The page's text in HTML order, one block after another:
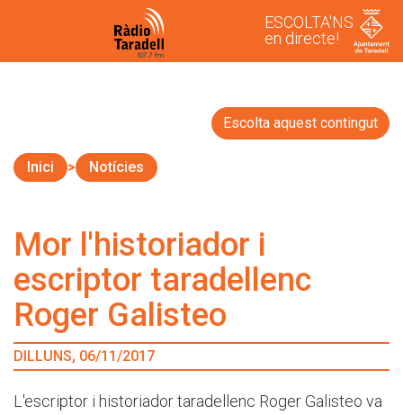
ESCOLTA'NS
en directe!
Escolta aquest contingut
Inici Notícies
Mor l'historiador i
escriptor taradellenc
Roger Galisteo
DILLUNS, 06/11/2017
L'escriptor i historiador taradellenc Roger Galisteo va